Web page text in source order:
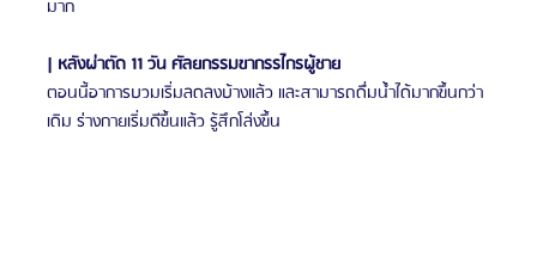
มาก
| หลังผ่าตัด 11 วัน ศัลยกรรมขากรรไกรผู้ชาย
ตอนนี้อาการบวมเริ่มลดลงบ้างแล้ว และสามารถดื่มน้ำได้มากขึ้นกว่า
เดิม ร่างกายเริ่มดีขึ้นแล้ว รู้สึกโล่งขึ้น